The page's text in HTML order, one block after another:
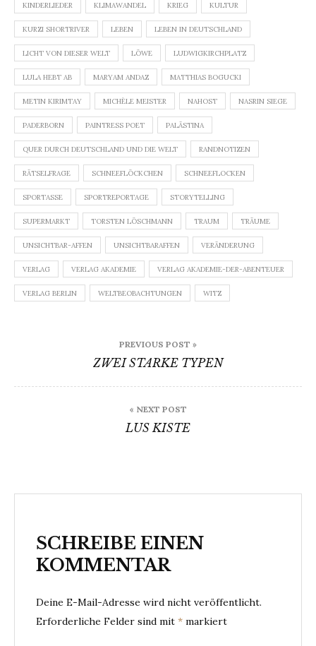
KINDERLIEDER KLIMAWANDEL KRIEG KULTUR
KURZI SHORTRIVER LEBEN LEBEN IN DEUTSCHLAND
LICHT VON DIESER WELT LÖWE LUDWIGKIRCHPLATZ
LULA HEBT AB MARYAM ANDAZ MATTHIAS BOGUCKI
METIN KIRIMTAY MICHÈLE MEISTER NAHOST NASRIN SIEGE
PADERBORN PAINTRESS POET PALÄSTINA
QUER DURCH DEUTSCHLAND UND DIE WELT RANDNOTIZEN
RÄTSELFRAGE SCHNEEFLÖCKCHEN SCHNEEFLOCKEN
SPORTASSE SPORTREPORTAGE STORYTELLING
SUPERMARKT TORSTEN LÖSCHMANN TRAUM TRÄUME
UNSICHTBAR-AFFEN UNSICHTBARAFFEN VERÄNDERUNG
VERLAG VERLAG AKADEMIE VERLAG AKADEMIE-DER-ABENTEUER
VERLAG BERLIN WELTBEOBACHTUNGEN WITZ
PREVIOUS POST »
ZWEI STARKE TYPEN
« NEXT POST
LUS KISTE
SCHREIBE EINEN
KOMMENTAR
Deine E-Mail-Adresse wird nicht veröffentlicht.
Erforderliche Felder sind mit * markiert